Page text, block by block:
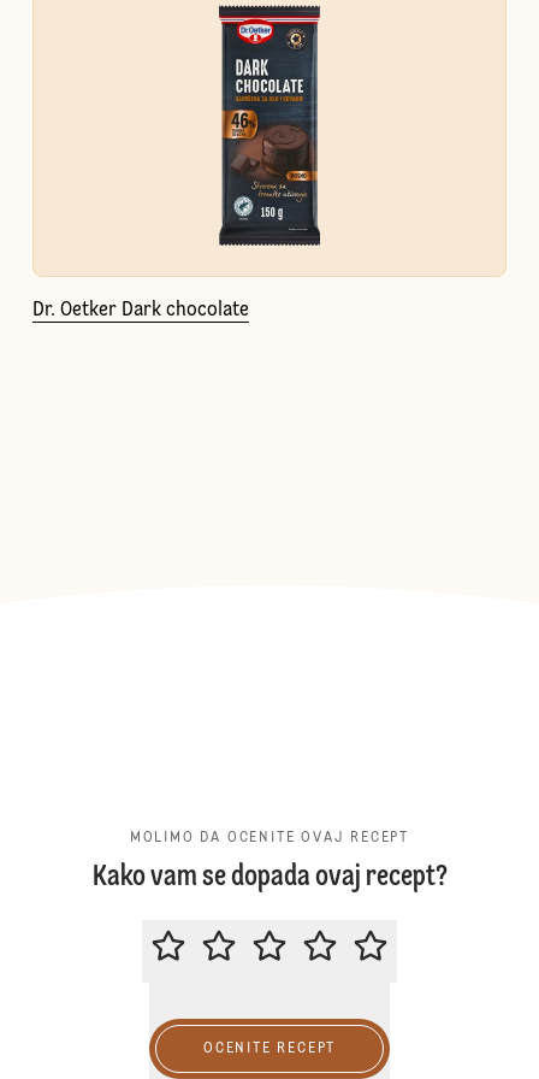
Dr. Oetker Dark chocolate
MOLIMO DA OCENITE OVAJ RECEPT
Kako vam se dopada ovaj recept?
MOLIMO DA OCENITE OVAJ
OCENITE RECEPT